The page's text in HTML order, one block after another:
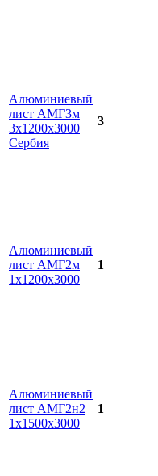
Алюминиевый
лист АМГ3м
3х1200х3000
Сербия
3
Алюминиевый
лист АМГ2м
1х1200х3000
1
Алюминиевый
лист АМГ2н2
1х1500х3000
1